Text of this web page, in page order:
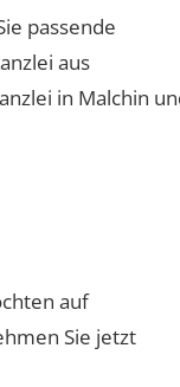
passende
aus
in Malchin
auf
Sie jetzt